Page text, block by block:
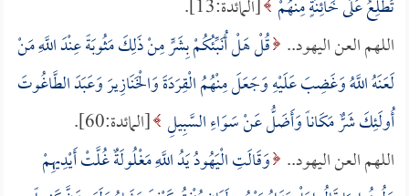
تَطَّلِعُ عَلَى خَائِنَةٍ مِنْهُمْ [المائدة:13].
اللهم العن اليهود.. قُلْ هَلْ أُنَبِّئُكُمْ بِشَرٍّ مِنْ ذَلِكَ مَثُوبَةً عِنْدَ اللَّهِ مَنْ
لَعَنَهُ اللَّهُ وَغَضِبَ عَلَيْهِ وَجَعَلَ مِنْهُمُ الْقِرَدَةَ وَالْخَنَازِيرَ وَعَبَدَ الطَّاغُوتَ
أُولَئِكَ شَرٌّ مَكَاناً وَأَضَلُّ عَنْ سَوَاءِ السَّبِيلِ [المائدة:60].
اللهم العن اليهود.. وَقَالَتِ الْيَهُودُ يَدُ اللَّهِ مَغْلُولَةٌ غُلَّتْ أَيْدِيهِمْ